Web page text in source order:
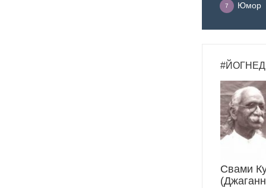
Юмор
7
Свами